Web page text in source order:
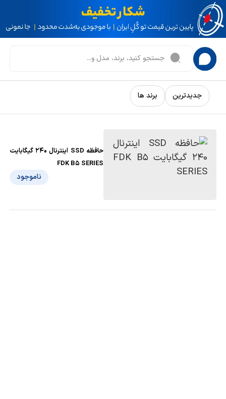
جدیدترین برند ها
حافظه SSD اینترنال 240 گیگابایت
FDK B5 SERIES
ناموجود